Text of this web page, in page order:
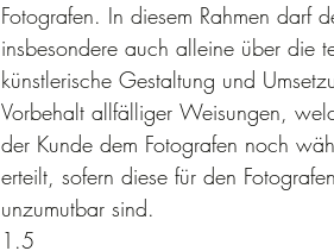
Fotografen. In diesem Rahmen darf
insbesondere auch alleine über die
künstlerische Gestaltung und
Vorbehalt allfälliger Weisungen,
der Kunde dem Fotografen noch
erteilt, sofern diese für den
unzumutbar sind.